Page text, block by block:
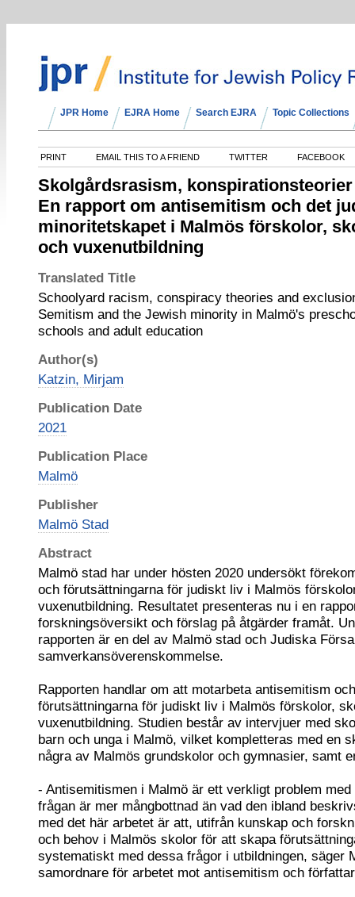
JPR Home EJRA Home Search EJRA Topic Collections
PRINT EMAIL THIS TO A FRIEND TWITTER FACEBOOK
Skolgårdsrasism,
En rapport om antisemitism och det
minoritetskapet i Malmös förskolor,
och vuxenutbildning
Translated Title
Schoolyard racism, conspiracy theories and
Semitism and the Jewish minority in Malmö's
schools and adult education
Author(s)
Katzin, Mirjam
Publication Date
2021
Publication Place
Malmö
Publisher
Malmö Stad
Abstract
Malmö stad har under hösten 2020 undersökt
och förutsättningarna för judiskt liv i Malmös
vuxenutbildning. Resultatet presenteras nu i en
forskningsöversikt och förslag på åtgärder framåt.
rapporten är en del av Malmö stad och Judiska
samverkansöverenskommelse.
Rapporten handlar om att motarbeta antisemitism
förutsättningarna för judiskt liv i Malmös förskolor,
vuxenutbildning. Studien består av intervjuer med
barn och unga i Malmö, vilket kompletteras med en
några av Malmös grundskolor och gymnasier, samt
- Antisemitismen i Malmö är ett verkligt problem
frågan är mer mångbottnad än vad den ibland
med det här arbetet är att, utifrån kunskap och
och behov i Malmös skolor för att skapa
systematiskt med dessa frågor i utbildningen, säger
samordnare för arbetet mot antisemitism och